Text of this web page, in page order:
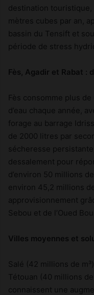
destination
mètres cubes par an,
bassin du Tensift et
période de stress
Fès, Agadir et Rabat :
Fès consomme plus
d’eau chaque année,
forage au barrage
de 2000 litres par
sécheresse
dessalement pour
d’environ 50 millions
environ 45,2 millions
approvisionnement
Sebou et de l’Oued
Villes moyennes et
Salé (42 millions de
Tétouan (40 millions
connaissent une